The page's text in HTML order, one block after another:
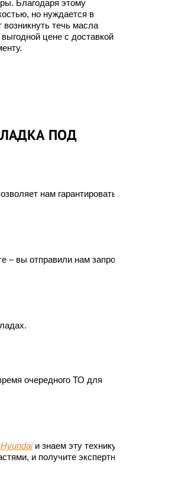
Благодаря этому
но нуждается в
течь масла
цене с доставкой
ПОД
нам гарантировать
– вы отправили нам запрос, а
очередного ТО для
Hyundaiи знаем эту технику до
и получите экспертный